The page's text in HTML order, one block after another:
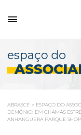
espaço do
ABRASCE > ESPAÇO DO
DEMÔNIO: EM CHAMAS
ANHANGUERA PARQUE